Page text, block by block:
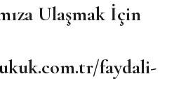
Ulaşmak İçin
faydali-